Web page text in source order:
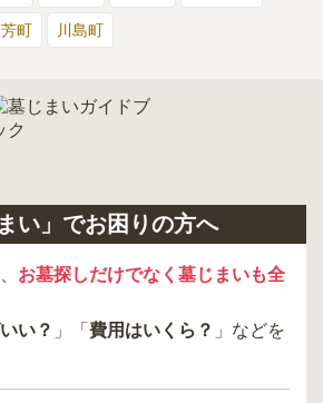
町 川島町
い」でお困りの方へ
お墓探しだけでなく墓じまいも全
い？ 」「 費用はいくら？ 」などを